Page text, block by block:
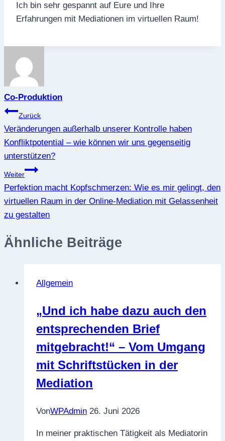
Ich bin sehr gespannt auf Eure und Ihre
Erfahrungen mit Mediationen im virtuellen Raum!
Co-Produktion
Beitragsnavigation
Zurück
Veränderungen außerhalb unserer Kontrolle haben
Konfliktpotential – wie können wir uns gegenseitig
unterstützen?
Weiter
Perfektion macht Kopfschmerzen: Wie es mir gelingt, den
virtuellen Raum in der Online-Mediation mit Gelassenheit
zu gestalten
Ähnliche Beiträge
Allgemein
„Und ich habe dazu auch den
entsprechenden Brief
mitgebracht!“ – Vom Umgang
mit Schriftstücken in der
Mediation
VonWPAdmin 26. Juni 2026
In meiner praktischen Tätigkeit als Mediatorin